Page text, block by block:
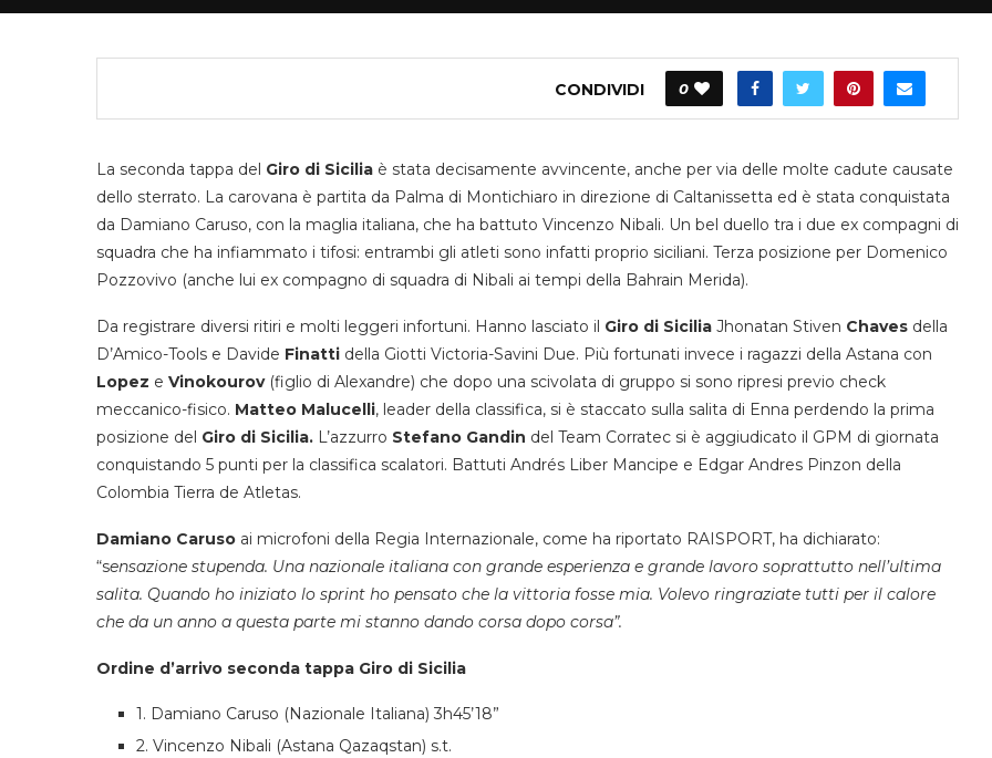
CONDIVIDI 0
La seconda tappa del Giro di Sicilia è stata decisamente avvincente, anche per via delle molte cadute causate
dello sterrato. La carovana è partita da Palma di Montichiaro in direzione di Caltanissetta ed è stata conquistata
da Damiano Caruso, con la maglia italiana, che ha battuto Vincenzo Nibali. Un bel duello tra i due ex compagni di
squadra che ha infiammato i tifosi: entrambi gli atleti sono infatti proprio siciliani. Terza posizione per Domenico
Pozzovivo (anche lui ex compagno di squadra di Nibali ai tempi della Bahrain Merida).
Da registrare diversi ritiri e molti leggeri infortuni. Hanno lasciato il Giro di Sicilia Jhonatan Stiven Chaves della
D’Amico-Tools e Davide Finatti della Giotti Victoria-Savini Due. Più fortunati invece i ragazzi della Astana con
Lopez e Vinokourov(figlio di Alexandre) che dopo una scivolata di gruppo si sono ripresi previo check
meccanico-fisico. Matteo Malucelli, leader della classifica, si è staccato sulla salita di Enna perdendo la prima
posizione del Giro di Sicilia. L’azzurro Stefano Gandin del Team Corratec si è aggiudicato il GPM di giornata
conquistando 5 punti per la classifica scalatori. Battuti Andrés Liber Mancipe e Edgar Andres Pinzon della
Colombia Tierra de Atletas.
Damiano Caruso ai microfoni della Regia Internazionale, come ha riportato RAISPORT, ha dichiarato:
“sensazione stupenda. Una nazionale italiana con grande esperienza e grande lavoro soprattutto nell’ultima
salita. Quando ho iniziato lo sprint ho pensato che la vittoria fosse mia. Volevo ringraziate tutti per il calore
che da un anno a questa parte mi stanno dando corsa dopo corsa”.
Ordine d’arrivo seconda tappa Giro di Sicilia
1. Damiano Caruso (Nazionale Italiana) 3h45’18”
2. Vincenzo Nibali (Astana Qazaqstan) s.t.